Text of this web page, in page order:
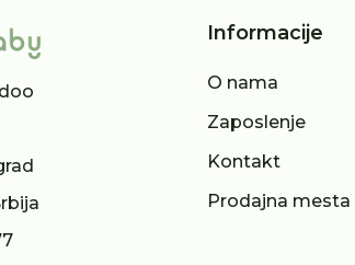
Informacije
O nama
Zaposlenje
Kontakt
Prodajna mesta